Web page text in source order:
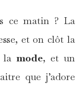
ce matin ? La
et on clôt la
lamode, et un
que j’adore